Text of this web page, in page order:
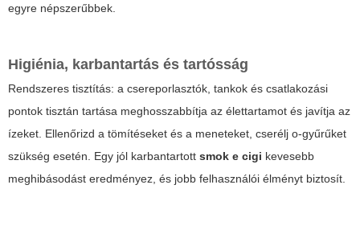
egyre népszerűbbek.
Higiénia, karbantartás és tartósság
Rendszeres tisztítás: a csereporlasztók, tankok és csatlakozási
pontok tisztán tartása meghosszabbítja az élettartamot és javítja az
ízeket. Ellenőrizd a tömítéseket és a meneteket, cserélj o-gyűrűket
szükség esetén. Egy jól karbantartott smok e cigi kevesebb
meghibásodást eredményez, és jobb felhasználói élményt biztosít.